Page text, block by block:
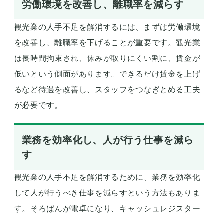
労働環境を改善し、離職率を減らす
観光業の人手不足を解消するには、まずは労働環境
を改善し、離職率を下げることが重要です。観光業
は長時間拘束され、休みが取りにくい割に、賃金が
低いという側面があります。できるだけ賃金を上げ
るなど待遇を改善し、スタッフをつなぎとめる工夫
が必要です。
業務を効率化し、人が行う仕事を減ら
す
観光業の人手不足を解消するために、業務を効率化
して人が行うべき仕事を減らすという方法もありま
す。そろばんが電卓になり、キャッシュレジスター